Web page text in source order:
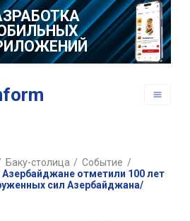
Баку-столица / Событие /
Азербайджане отметили 100 лет
сил Азербайджана/